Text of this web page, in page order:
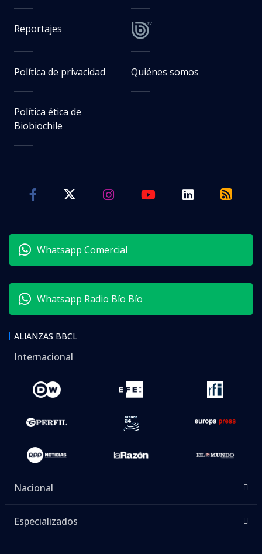
Reportajes
Política de privacidad Quiénes somos
Política ética de
Biobiochile
Whatsapp Comercial
Whatsapp Radio Bío Bío
ALIANZAS BBCL
Internacional
Nacional
Especializados